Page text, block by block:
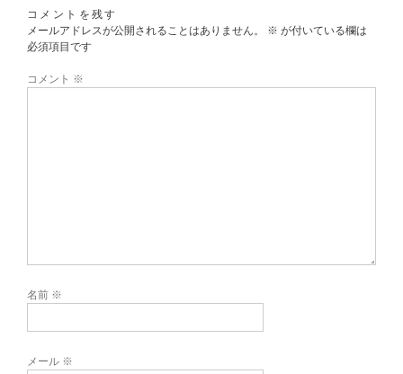
コメントを残す
メールアドレスが公開されることはありません。
※ が付いている欄は
必須項目です
コメント ※
名前 ※
メール ※